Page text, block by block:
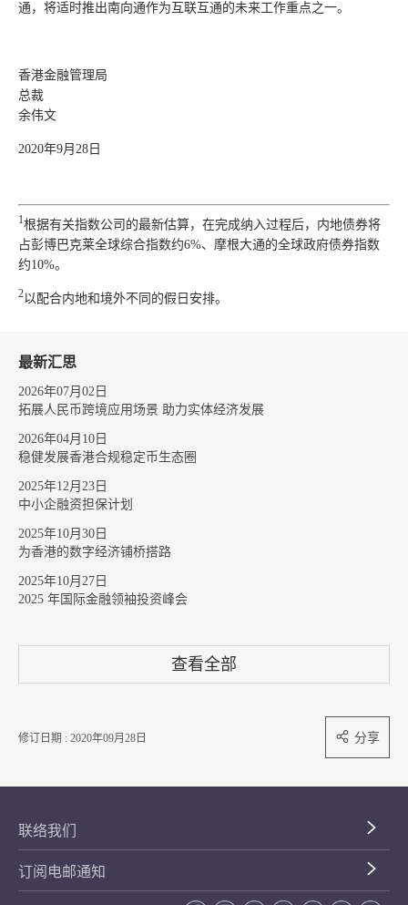
通，将适时推出南向通作为互联互通的未来工作重点之一。
香港金融管理局
总裁
余伟文
2020年9月28日
1根据有关指数公司的最新估算，在完成纳入过程后，内地债券将
占彭博巴克莱全球综合指数约6%、摩根大通的全球政府债券指数
约10%。
2以配合内地和境外不同的假日安排。
最新汇思
2026年07月02日
拓展人民币跨境应用场景 助力实体经济发展
2026年04月10日
稳健发展香港合规稳定币生态圈
2025年12月23日
中小企融资担保计划
2025年10月30日
为香港的数字经济铺桥搭路
2025年10月27日
2025 年国际金融领袖投资峰会
查看全部
修订日期 : 2020年09月28日 分享
联络我们
订阅电邮通知